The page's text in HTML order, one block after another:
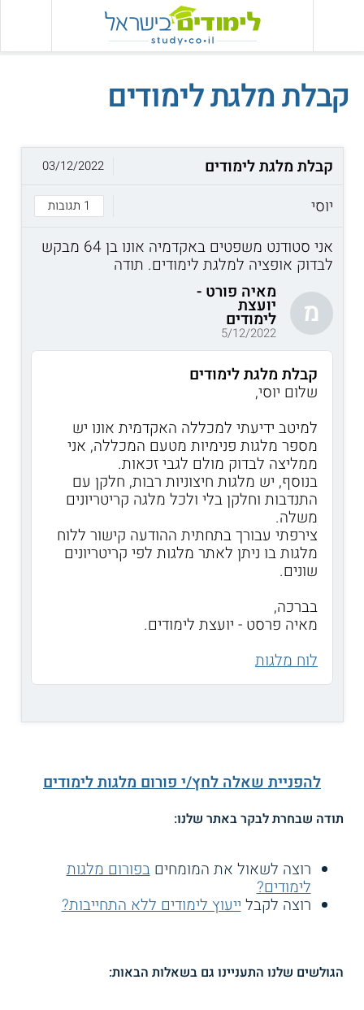
קבלת מלגת לימודים
קבלת מלגת לימודים
יוסי
1 תגובות
03/12/2022
אני סטודנט משפטים באקדמיה אונו בן 64 מבקש
לבדוק אופציה למלגת לימודים. תודה
מ
מאיה פורט -
יועצת
לימודים
5/12/2022
קבלת מלגת לימודים
שלום יוסי,
למיטב ידיעתי למכללה האקדמית אונו יש
מספר מלגות פנימיות מטעם המכללה, אני
ממליצה לבדוק מולם לגבי זכאות.
בנוסף, יש מלגות חיצוניות רבות, חלקן עם
התנדבות וחלקן בלי ולכל מלגה קריטריונים
משלה.
צירפתי עבורך בתחתית ההודעה קישור ללוח
מלגות בו ניתן לאתר מלגות לפי קריטריונים
שונים.
בברכה,
מאיה פרסט - יועצת לימודים.
לוח מלגות
להפניית שאלה לחץ/י פורום מלגות לימודים
תודה שבחרת לבקר באתר שלנו:
רוצה לשאול את המומחיםבפורום מלגות
לימודים?
רוצה לקבלייעוץ לימודים ללא התחייבות?
הגולשים שלנו התעניינו גם בשאלות הבאות: